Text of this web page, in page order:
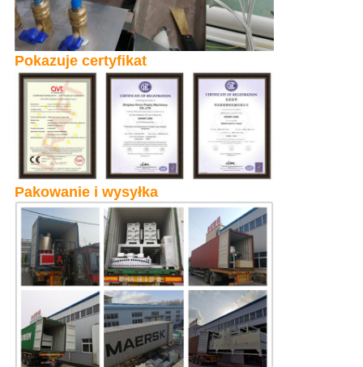
Pokazuje certyfikat
Pakowanie i wysyłka